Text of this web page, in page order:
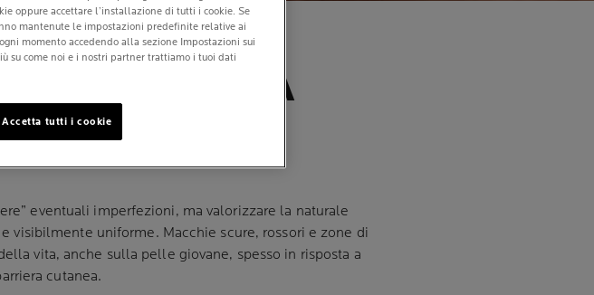
E
CREMA
eventuali imperfezioni, ma valorizzare la naturale
uniforme. Macchie scure, rossori e zone di
vita, anche sulla pelle giovane, spesso in risposta a
cutanea.
oppure accettare l’installazione di tutti i cookie. Se
mantenute le impostazioni predefinite relative ai
momento accedendo alla sezione Impostazioni sui
su come noi e i nostri partner trattiamo i tuoi dati
Accetta tutti i cookie